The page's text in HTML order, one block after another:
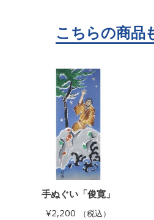
手ぬぐい「俊寛」
¥2,200 （税込）